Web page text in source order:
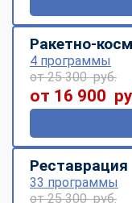
Ракетно-
4 программы
от 25 300 руб.
от 16 900
Реставрация
33 программы
от 25 300 руб.